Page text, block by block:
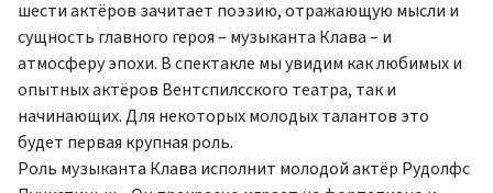
шести актёров зачитает поэзию, отражающую мысли и
сущность главного героя – музыканта Клава – и
атмосферу эпохи. В спектакле мы увидим как любимых и
опытных актёров Вентспилсского театра, так и
начинающих. Для некоторых молодых талантов это
будет первая крупная роль.
Роль музыканта Клава исполнит молодой актёр Рудолфс